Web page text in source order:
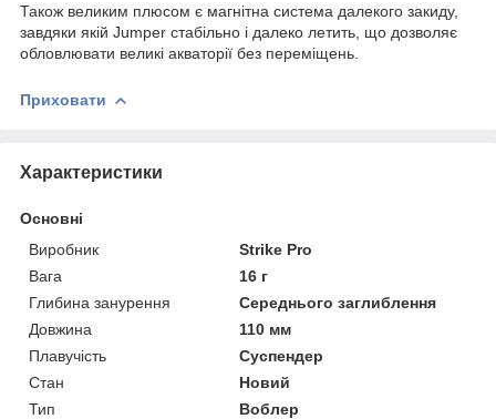
Також великим плюсом є магнітна система далекого закиду,
завдяки якій Jumper стабільно і далеко летить, що дозволяє
обловлювати великі акваторії без переміщень.
Приховати
Характеристики
Основні
Виробник
Strike Pro
Вага
16 г
Глибина занурення
Середнього заглиблення
Довжина
110 мм
Плавучість
Суспендер
Стан
Новий
Тип
Воблер